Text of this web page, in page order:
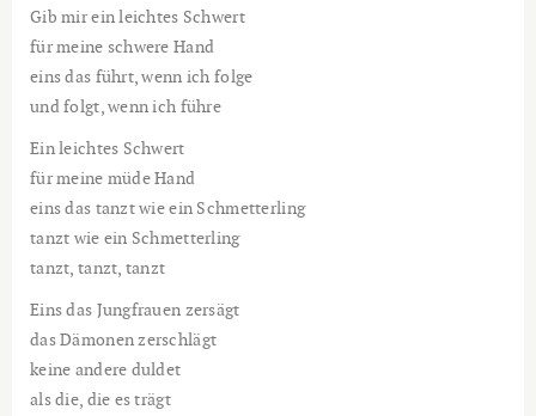
Gib mir ein leichtes Schwert
für meine schwere Hand
eins das führt, wenn ich folge
und folgt, wenn ich führe
Ein leichtes Schwert
für meine müde Hand
eins das tanzt wie ein Schmetterling
tanzt wie ein Schmetterling
tanzt, tanzt, tanzt
Eins das Jungfrauen zersägt
das Dämonen zerschlägt
keine andere duldet
als die, die es trägt